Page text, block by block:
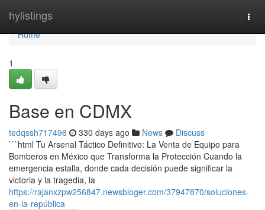
hylistings
Home
Home
1
Base en CDMX
tedqssh717496 330 days ago News
Discuss
```html Tu Arsenal Táctico Definitivo: La Venta de Equipo para
Bomberos en México que Transforma la Protección Cuando la
emergencia estalla, donde cada decisión puede significar la
victoria y la tragedia, la
https://rajanxzpw256847.newsbloger.com/37947870/soluciones-
en-la-república